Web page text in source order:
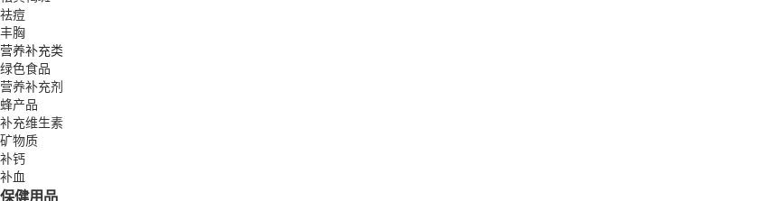
祛痘
丰胸
营养补充类
绿色食品
营养补充剂
蜂产品
补充维生素
矿物质
补钙
补血
保健用品